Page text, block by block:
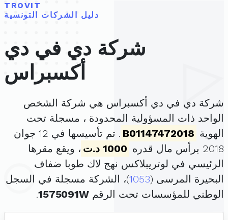
TROVIT
دليل الشركات التونسية
شركة دي في دي
أكسبراس
شركة دي في دي أكسبراس هي شركة الشخص
الواحد ذات المسؤولية المحدودة ، مسجلة تحت
الهوية B01147472018
. تم تأسيسها في 12 جوان
2018 برأس مال قدره
1000 د.ت
، ويقع مقرها
الرئيسي في لوتريبلاكس نهج لاك طوبا ضفاف
البحيرة المرسى (1053)، الشركة مسجلة في السجل
الوطني للمؤسسات تحت الرقم 1575091W
.